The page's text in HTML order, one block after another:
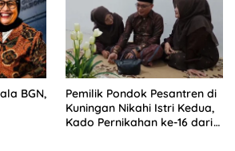
BGN,
Pemilik Pondok Pesantren di
Kuningan Nikahi Istri Kedua,
Kado Pernikahan ke-16 dari